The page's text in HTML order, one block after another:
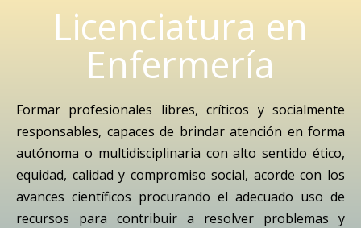
Licenciatura en
Enfermería​
Formar profesionales libres, críticos y socialmente
responsables, capaces de brindar atención en forma
autónoma o multidisciplinaria con alto sentido ético,
equidad, calidad y compromiso social, acorde con los
avances científicos procurando el adecuado uso de
recursos para contribuir a resolver problemas y